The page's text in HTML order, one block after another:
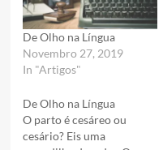
De Olho na Língua
Novembro 27, 2019
In "Artigos"
De Olho na Língua
O parto é cesáreo ou
cesário? Eis uma